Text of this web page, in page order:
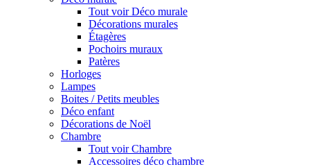
Tout voir Déco murale
Décorations murales
Étagères
Pochoirs muraux
Patères
Horloges
Lampes
Boites / Petits meubles
Déco enfant
Décorations de Noël
Chambre
Tout voir Chambre
Accessoires déco chambre